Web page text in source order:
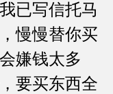
已写信托马
慢慢替你买
嫌钱太多
要买东西全